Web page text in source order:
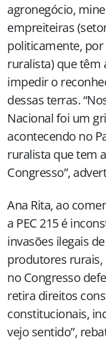
agronegócio,
empreiteiras
politicamente,
ruralista) que têm
impedir o
dessas terras.
Nacional foi um
acontecendo no
ruralista que tem
Congresso”,
Ana Rita, ao
a PEC 215 é
invasões ilegais
produtores rurais,
no Congresso
retira direitos
constitucionais,
vejo sentido”,